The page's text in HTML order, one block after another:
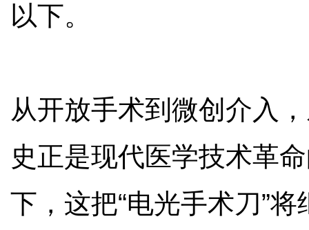
以下。
从开放手术到微创介入
史正是现代医学技术革
下，这把“电光手术刀”